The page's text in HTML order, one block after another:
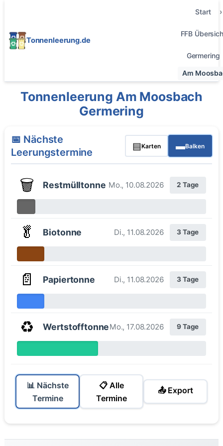
Tonnenleerung.de
Start
FFB
Germering
Am
Tonnenleerung Am Moosbach
Germering
📅 Nächste
Leerungstermine
▤Karten ▬Balken
🗑️ Restmülltonne Mo., 10.08.2026 2 Tage
🥬 Biotonne Di., 11.08.2026 3 Tage
📄 Papiertonne Di., 11.08.2026 3 Tage
♻️ WertstofftonneMo., 17.08.2026 9 Tage
📊 Nächste
Termine
📋 Alle
Termine
📤 Export